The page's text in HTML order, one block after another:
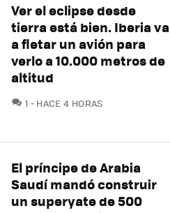
Ver el eclipse desde
tierra está bien. Iberia va
a fletar un avión para
verlo a 10.000 metros de
altitud
1 COMENTARIOS
HACE 4 HORAS
El príncipe de Arabia
Saudí mandó construir
un superyate de 500